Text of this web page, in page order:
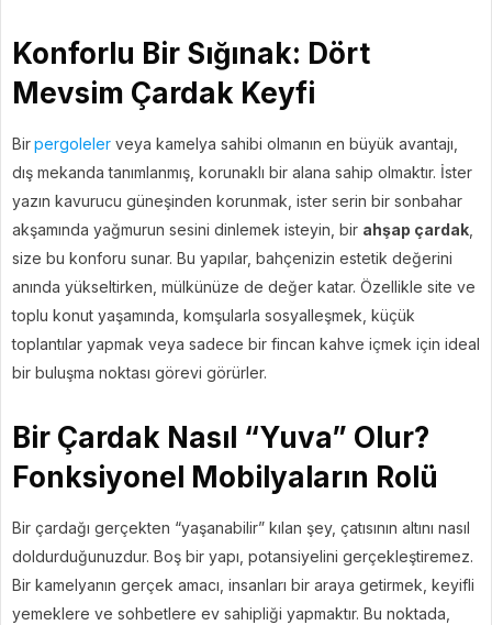
Konforlu Bir Sığınak: Dört
Mevsim Çardak Keyfi
Birpergoleler veya kamelya sahibi olmanın en büyük avantajı,
dış mekanda tanımlanmış, korunaklı bir alana sahip olmaktır. İster
yazın kavurucu güneşinden korunmak, ister serin bir sonbahar
akşamında yağmurun sesini dinlemek isteyin, bir ahşap çardak
size bu konforu sunar. Bu yapılar, bahçenizin estetik değerini
anında yükseltirken, mülkünüze de değer katar. Özellikle site ve
toplu konut yaşamında, komşularla sosyalleşmek, küçük
toplantılar yapmak veya sadece bir fincan kahve içmek için ideal
bir buluşma noktası görevi görürler.
Bir Çardak Nasıl “Yuva” Olur?
Fonksiyonel Mobilyaların Rolü
Bir çardağı gerçekten “yaşanabilir” kılan şey, çatısının altını nasıl
doldurduğunuzdur. Boş bir yapı, potansiyelini gerçekleştiremez.
Bir kamelyanın gerçek amacı, insanları bir araya getirmek, keyifli
yemeklere ve sohbetlere ev sahipliği yapmaktır. Bu noktada,